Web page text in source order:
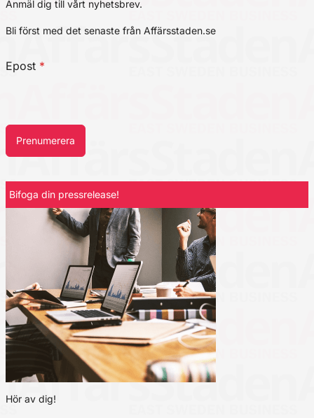
Anmäl dig till vårt nyhetsbrev.
Bli först med det senaste från Affärsstaden.se
Epost *
Prenumerera
Bifoga din pressrelease!
Hör av dig!